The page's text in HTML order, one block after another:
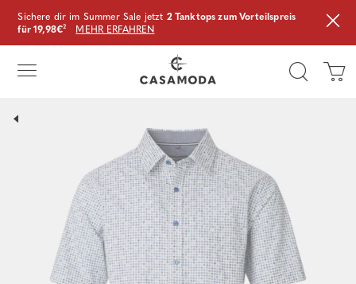
Sichere dir im Summer Sale jetzt 2 Tanktops zum Vorteilspreis
für 19,98€² MEHR ERFAHREN